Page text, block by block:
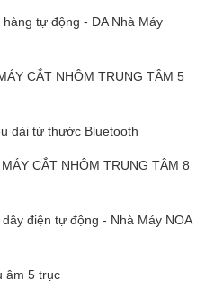
tự động - DA Nhà Máy
CẮT NHÔM TRUNG TÂM 5
dài từ thước Bluetooth
CẮT NHÔM TRUNG TÂM 8
điện tự động - Nhà Máy NOA
âm 5 trục